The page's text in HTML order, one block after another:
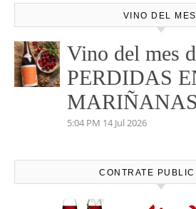
VINO DEL MES
Vino del mes
PERDIDAS
5:04 PM 14 Jul 2026
CONTRATE